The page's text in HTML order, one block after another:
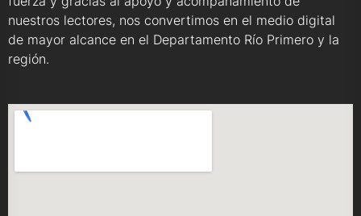
nuestros lectores, nos convertimos en el medio digital
de mayor alcance en el Departamento Río Primero y la
región.